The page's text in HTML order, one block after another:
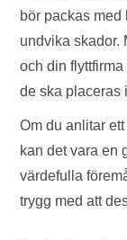
bör packas
undvika skador.
och din
de ska placeras
Om du anlitar
kan det vara en
värdefulla
trygg med att